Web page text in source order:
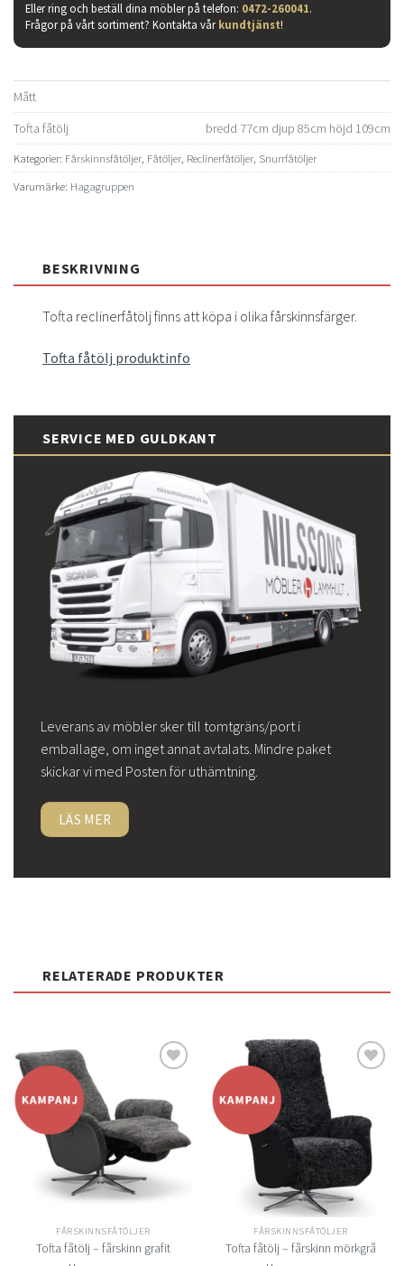
Eller ring och beställ dina möbler på telefon: 0472-260041.
Frågor på vårt sortiment? Kontakta vårkundtjänst!
Mått
Tofta fåtölj
bredd 77cm djup 85cm höjd 109cm
Kategorier: Fårskinnsfåtöljer, Fåtöljer, Reclinerfåtöljer, Snurrfåtöljer
Varumärke: Hagagruppen
BESKRIVNING
Tofta reclinerfåtölj finns att köpa i olika fårskinnsfärger.
Tofta fåtölj produktinfo
SERVICE MED GULDKANT
Leverans av möbler sker till tomtgräns/port i
emballage, om inget annat avtalats. Mindre paket
skickar vi med Posten för uthämtning.
LÄS MER
RELATERADE PRODUKTER
Lägg
till i
önskelistan
FÅRSKINNSFÅTÖLJER
Tofta fåtölj – fårskinn grafit
till i
önskelistan
FÅRSKINNSFÅTÖLJER
Tofta fåtölj – fårskinn mörkgrå